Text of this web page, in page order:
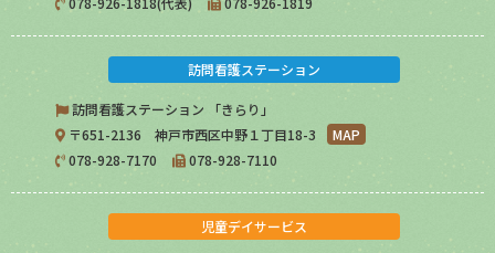
訪問看護ステーション
訪問看護ステーション 「きらり」
〒651-2136 神戸市西区中野１丁目18-3
MAP
078-928-7170
078-928-7110
児童デイサービス